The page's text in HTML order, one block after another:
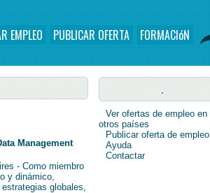
EMPLEO PUBLICAR OFERTA FORMACIóN
Management
- Como miembro
y dinámico,
globales,
.
Ver ofertas de empleo en
otros países
Publicar oferta de empleo
Ayuda
Contactar